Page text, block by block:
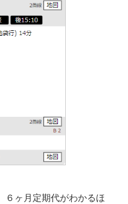
６ヶ月定期代がわかるほ